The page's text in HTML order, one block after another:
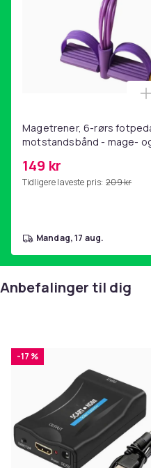
Artikkel nr.
1a8623f4-8ea2-4bb2-
Magetrener, 6-rørs
motstandsbånd - mage-
hjemmegymnastikk Purple
149 kr
Tidligere laveste pris: 209 kr
mandag, 17 aug.
Anbefalinger til dig
-17 %